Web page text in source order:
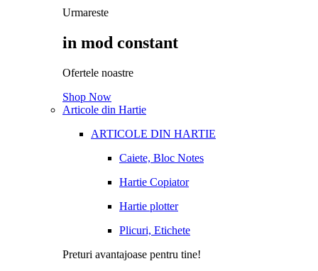
Urmareste
in mod constant
Ofertele noastre
Shop Now
Articole din Hartie
ARTICOLE DIN HARTIE
Caiete, Bloc Notes
Hartie Copiator
Hartie plotter
Plicuri, Etichete
Preturi avantajoase pentru tine!